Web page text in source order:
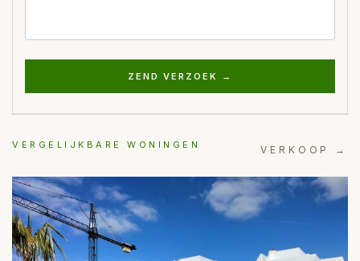
ZEND VERZOEK →
VERGELIJKBARE WONINGEN VERKOOP →